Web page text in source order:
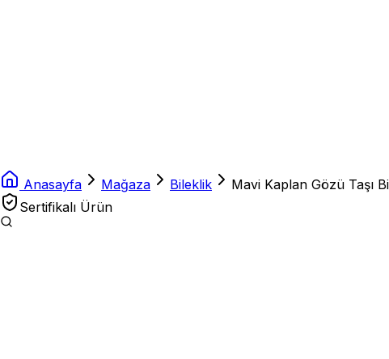
Anasayfa Mağaza Bileklik
Mavi Kaplan Gözü Taşı
Sertifikalı Ürün